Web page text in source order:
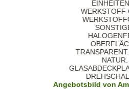
Angebotsbild von